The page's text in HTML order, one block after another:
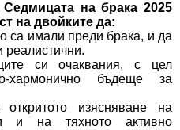
на брака 2025
на двойките да:
са имали преди брака, и да
реалистични.
си очаквания, с цел
бъдеще за
изясняване на
и на тяхното активно